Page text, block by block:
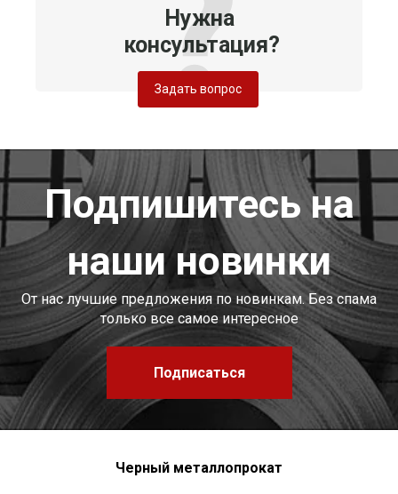
Нужна
консультация?
Задать вопрос
Подпишитесь на
наши новинки
От нас лучшие предложения по новинкам. Без спама
только все самое интересное
Подписаться
Черный металлопрокат